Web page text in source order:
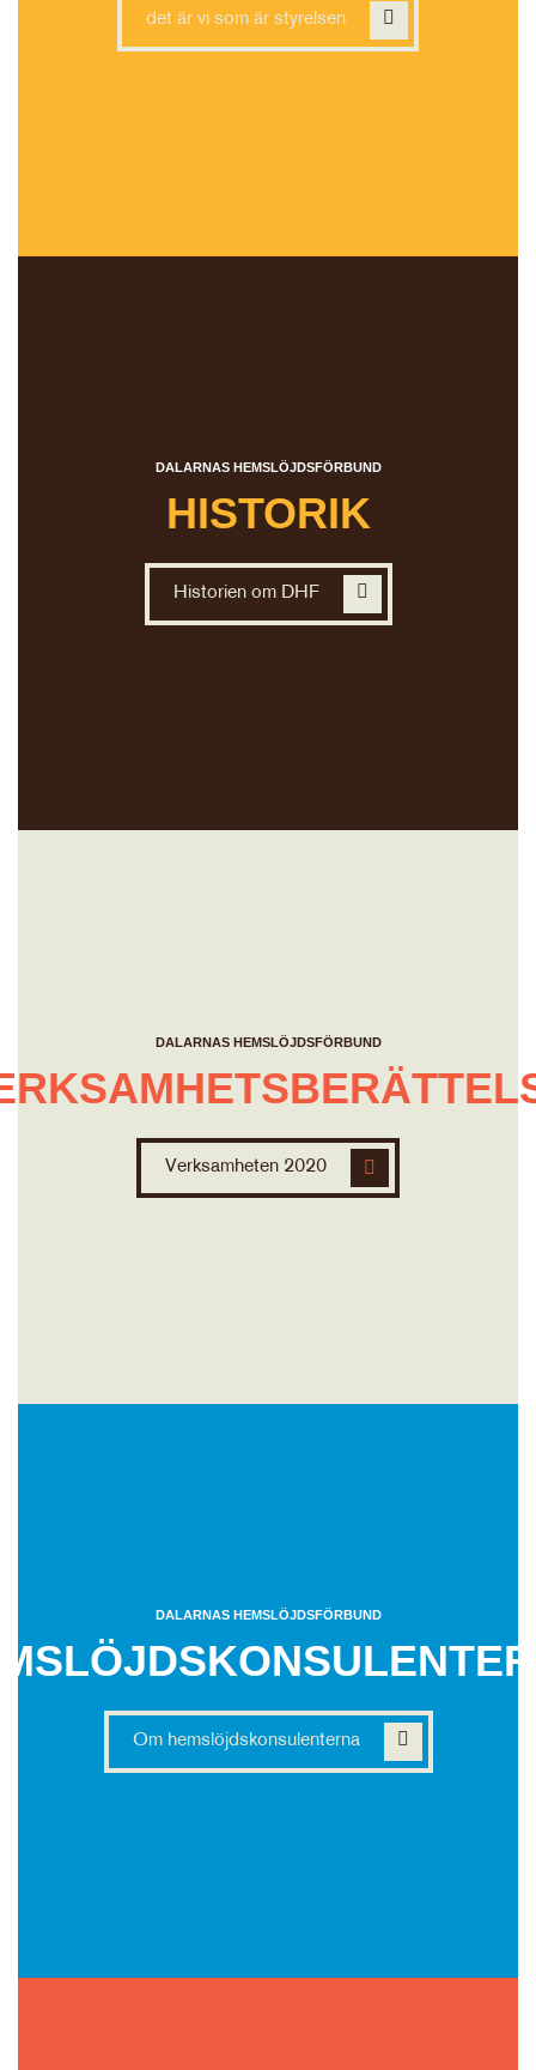
det är vi som är styrelsen
DALARNAS HEMSLÖJDSFÖRBUND
HISTORIK
Historien om DHF
DALARNAS HEMSLÖJDSFÖRBUND
Verksamheten 2020
DALARNAS HEMSLÖJDSFÖRBUND
Om hemslöjdskonsulenterna